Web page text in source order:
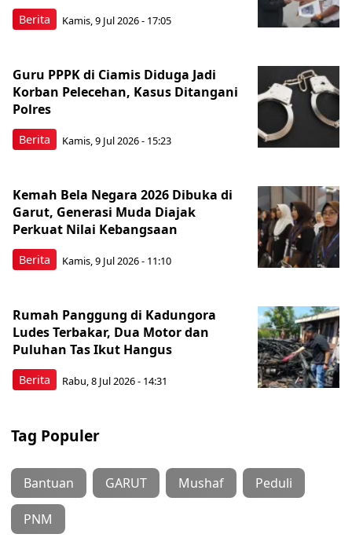
Berita Kamis, 9 Jul 2026 - 17:05
Berita
Guru PPPK di Ciamis Diduga Jadi
Korban Pelecehan, Kasus Ditangani
Polres
Kamis, 9 Jul 2026 - 15:23
Berita
Kemah Bela Negara 2026 Dibuka di
Garut, Generasi Muda Diajak
Perkuat Nilai Kebangsaan
Kamis, 9 Jul 2026 - 11:10
Berita
Rumah Panggung di Kadungora
Ludes Terbakar, Dua Motor dan
Puluhan Tas Ikut Hangus
Rabu, 8 Jul 2026 - 14:31
Tag Populer
Bantuan GARUT Mushaf Peduli
PNM